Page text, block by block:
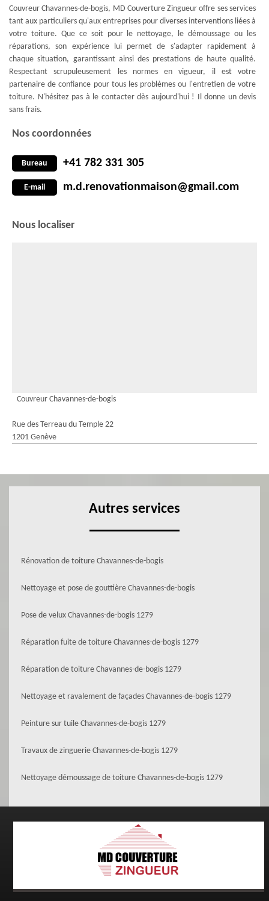
Couvreur Chavannes-de-bogis, MD Couverture Zingueur offre ses services
tant aux particuliers qu'aux entreprises pour diverses interventions liées à
votre toiture. Que ce soit pour le nettoyage, le démoussage ou les
réparations, son expérience lui permet de s'adapter rapidement à
chaque situation, garantissant ainsi des prestations de haute qualité.
Respectant scrupuleusement les normes en vigueur, il est votre
partenaire de confiance pour tous les problèmes ou l'entretien de votre
toiture. N'hésitez pas à le contacter dès aujourd'hui ! Il donne un devis
sans frais.
Nos coordonnées
Bureau +41 782 331 305
E-mail m.d.renovationmaison@gmail.com
Nous localiser
Couvreur Chavannes-de-bogis
Rue des Terreau du Temple 22
1201 Genève
Autres services
Rénovation de toiture Chavannes-de-bogis
Nettoyage et pose de gouttière Chavannes-de-bogis
Pose de velux Chavannes-de-bogis 1279
Réparation fuite de toiture Chavannes-de-bogis 1279
Réparation de toiture Chavannes-de-bogis 1279
Nettoyage et ravalement de façades Chavannes-de-bogis 1279
Peinture sur tuile Chavannes-de-bogis 1279
Travaux de zinguerie Chavannes-de-bogis 1279
Nettoyage démoussage de toiture Chavannes-de-bogis 1279